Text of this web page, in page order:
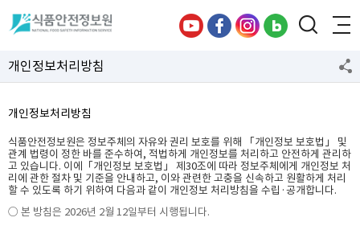
개인정보처리방침
개인정보처리방침
식품안전정보원은 정보주체의 자유와 권리 보호를 위해 「개인정보 보호법」 및
관계 법령이 정한 바를 준수하여, 적법하게 개인정보를 처리하고 안전하게 관리하
고 있습니다. 이에「개인정보 보호법」 제30조에 따라 정보주체에게 개인정보 처
리에 관한 절차 및 기준을 안내하고, 이와 관련한 고충을 신속하고 원활하게 처리
할 수 있도록 하기 위하여 다음과 같이 개인정보 처리방침을 수립·공개합니다.
○ 본 방침은 2026년 2월 12일부터 시행됩니다.